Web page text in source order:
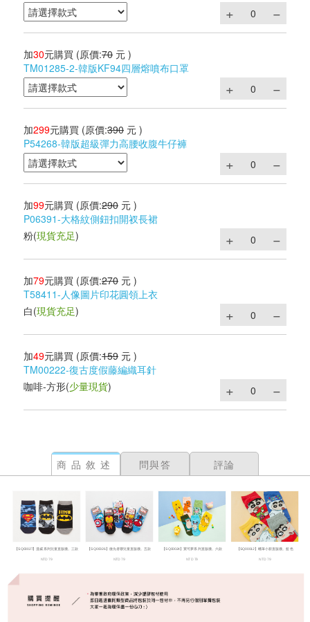
加30元購買 (原價:70 元 )
TM01285-2-韓版KF94四層熔噴布口罩
加299元購買 (原價:390 元 )
P54268-韓版超級彈力高腰收腹牛仔褲
加99元購買 (原價:290 元 )
P06391-大格紋側鈕扣開衩長裙
粉(現貨充足)
加79元購買 (原價:270 元 )
T58411-人像圖片印花圓領上衣
白(現貨充足)
加49元購買 (原價:159 元 )
TM00222-復古度假藤編織耳針
咖啡-方形(少量現貨)
商品敘述 問與答 評論